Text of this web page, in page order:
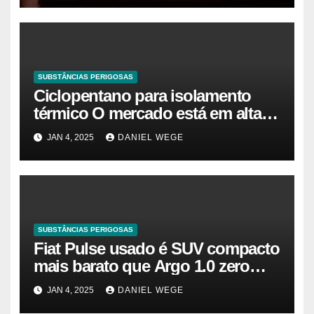
SUBSTÂNCIAS PERIGOSAS
Ciclopentano para isolamento
térmico O mercado está em alta
agora. Vamos entender o
tamanho do mercado, a
participação e a previsão até 2032
JAN 4, 2025 DANIEL WEGE
SUBSTÂNCIAS PERIGOSAS
Fiat Pulse usado é SUV compacto
mais barato que Argo 1.0 zero
quilômetro
JAN 4, 2025 DANIEL WEGE